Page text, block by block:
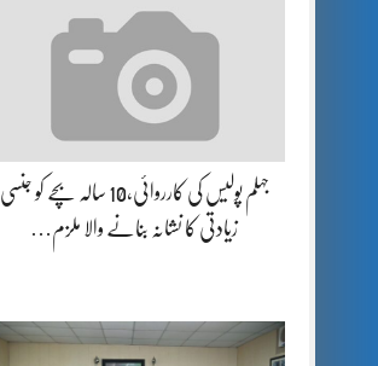
جہلم پولیس کی کارروائی،10 سالہ بچے کو جنسی
زیادتی کا نشانہ بنانے والا ملزم…